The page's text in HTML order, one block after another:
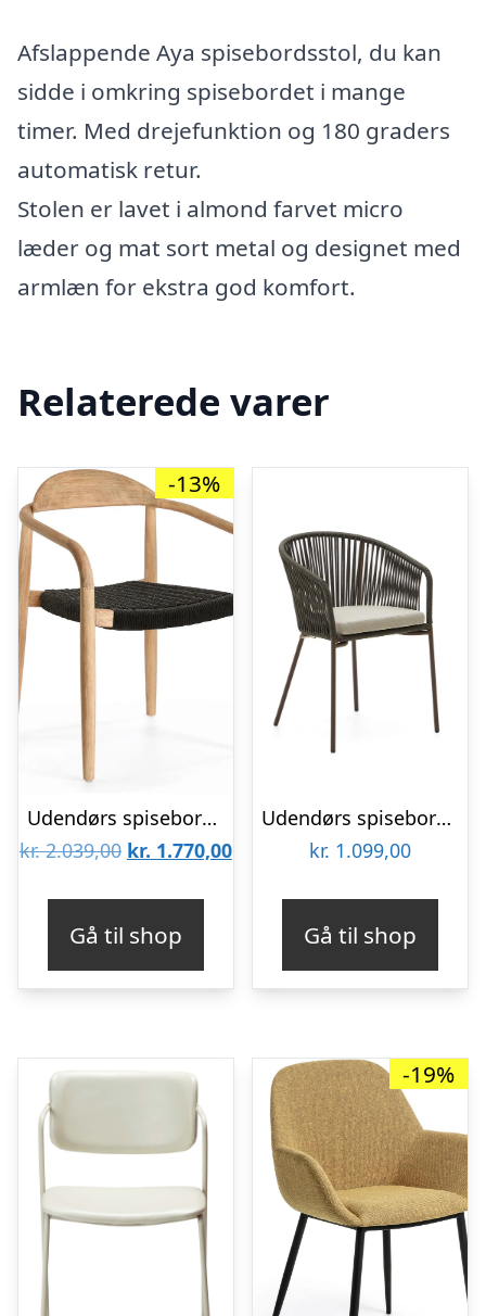
Afslappende Aya spisebordsstol, du kan
sidde i omkring spisebordet i mange
timer. Med drejefunktion og 180 graders
automatisk retur.
Stolen er lavet i almond farvet micro
læder og mat sort metal og designet med
armlæn for ekstra god komfort.
Relaterede varer
-13%
Udendørs spisebordsstol Kave Home Nina i massivt akacietræ med håndvævet reb sort/natur stabelbar havestol
kr.2.039,00 Den
kr. 2.039,00.
kr. 1.770,00Den
kr. 1.770,00.
Gå til shop
Udendørs spisebordsstol Kave Home Yanet i grøn med håndvævet reb, galvaniseret stålramme, armlæn og pude H79 x B50 x D56 cm
kr. 1.099,00
Gå til shop
-19%